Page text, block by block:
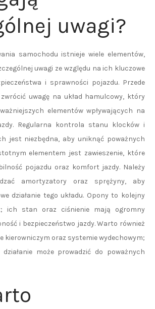
uwagi?
samochodu istnieje wiele elementów,
uwagi ze względu na ich kluczowe
i sprawności pojazdu. Przede
uwagę na układ hamulcowy, który
elementów wpływających na
Regularna kontrola stanu klocków i
jest niezbędna, aby uniknąć poważnych
elementem jest zawieszenie, które
pojazdu oraz komfort jazdy. Należy
amortyzatory oraz sprężyny, aby
działanie tego układu. Opony to kolejny
ich stan oraz ciśnienie mają ogromny
i bezpieczeństwo jazdy. Warto również
kierowniczym oraz systemie wydechowym;
działanie może prowadzić do poważnych